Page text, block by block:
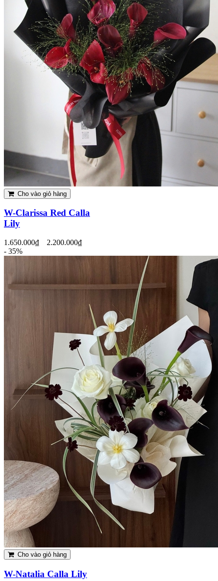
Cho vào giỏ hàng
W-Clarissa Red Calla
Lily
1.650.000₫
2.200.000₫
- 35%
Cho vào giỏ hàng
W-Natalia Calla Lily